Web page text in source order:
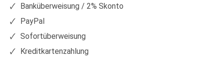
Banküberweisung / 2% Skonto
PayPal
Sofortüberweisung
Kreditkartenzahlung